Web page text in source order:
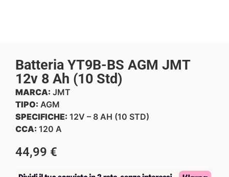
Batteria YT9B-BS AGM JMT
12v 8 Ah (10 Std)
MARCA: JMT
TIPO: AGM
SPECIFICHE: 12V – 8 AH (10 STD)
CCA: 120 A
44,99 €